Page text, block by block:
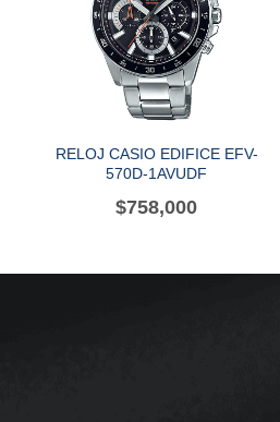
RELOJ CASIO EDIFICE EFV-
570D-1AVUDF
$758,000